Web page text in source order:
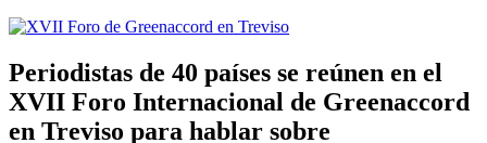
Periodistas de 40 países se reúnen en el
XVII Foro Internacional de Greenaccord
en Treviso para hablar sobre